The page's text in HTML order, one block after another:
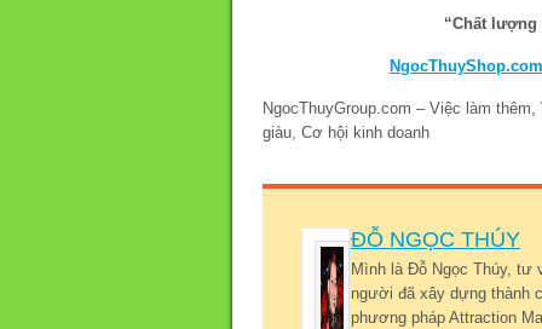
“Chất
NgocThuyShop.com
NgocThuyGroup.com – Việc làm
giàu, Cơ hội kinh doanh
ĐỖ NGỌC THÚY
Mình là Đỗ Ngọc Thúy, tư
người đã xây dựng thành
phương pháp Attraction